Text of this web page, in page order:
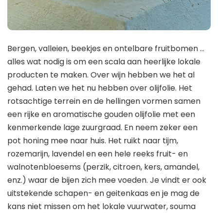
Bergen, valleien, beekjes en ontelbare fruitbomen …
alles wat nodig is om een ​​scala aan heerlijke lokale
producten te maken. Over wijn hebben we het al
gehad. Laten we het nu hebben over olijfolie. Het
rotsachtige terrein en de hellingen vormen samen
een rijke en aromatische gouden olijfolie met een
kenmerkende lage zuurgraad. En neem zeker een
pot honing mee naar huis. Het ruikt naar tijm,
rozemarijn, lavendel en een hele reeks fruit- en
walnotenbloesems (perzik, citroen, kers, amandel,
enz.) waar de bijen zich mee voeden. Je vindt er ook
uitstekende schapen- en geitenkaas en je mag de
kans niet missen om het lokale vuurwater, souma